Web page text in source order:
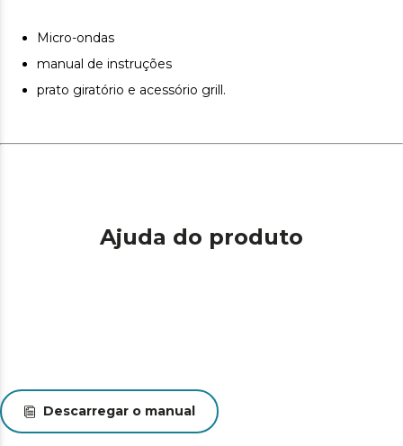
Micro-ondas
manual de instruções
prato giratório e acessório grill.
Ajuda do produto
Descarregar o manual